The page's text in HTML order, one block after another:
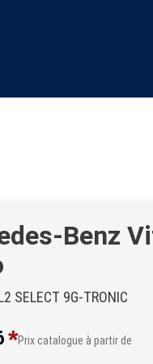
Benz
SELECT 9G-TRONIC
*Prix catalogue à partir de